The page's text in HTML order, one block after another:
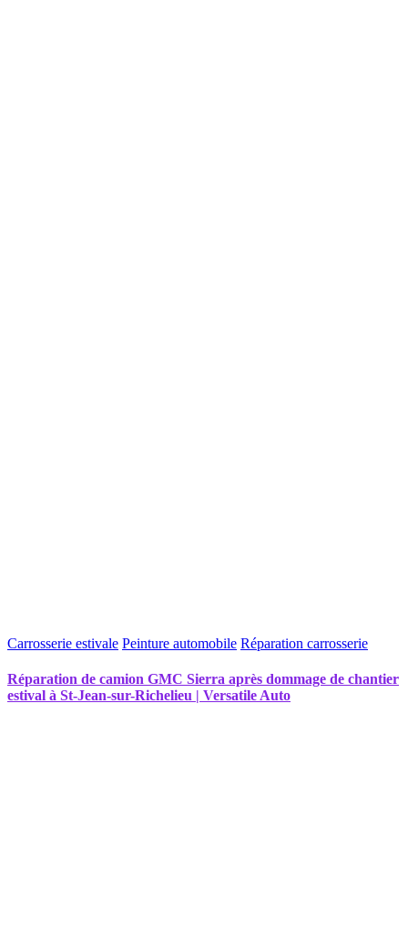
Carrosserie estivale Peinture automobile Réparation carrosserie
Réparation de camion GMC Sierra après dommage de chantier
estival à St-Jean-sur-Richelieu | Versatile Auto